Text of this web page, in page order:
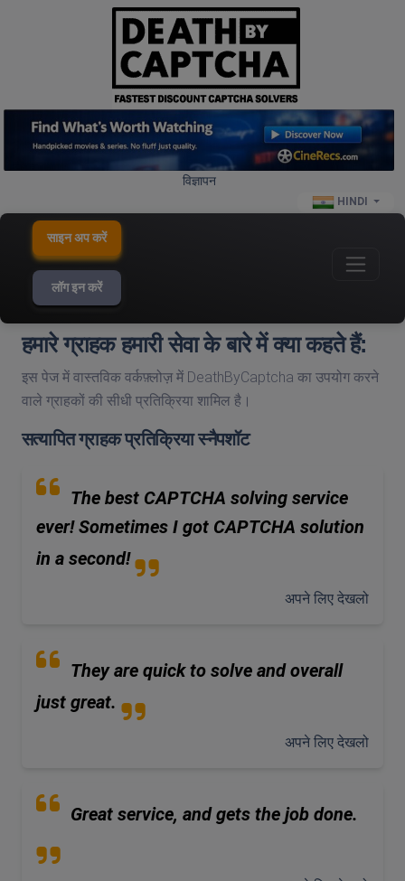
विज्ञापन
HINDI
साइन अप करें
लॉग इन करें
हमारे ग्राहक हमारी सेवा के बारे में क्या कहते हैं:
इस पेज में वास्तविक वर्कफ़्लोज़ में DeathByCaptcha का उपयोग करने
वाले ग्राहकों की सीधी प्रतिक्रिया शामिल है।
सत्यापित ग्राहक प्रतिक्रिया स्नैपशॉट
The best CAPTCHA solving service
ever! Sometimes I got CAPTCHA solution
in a second!
अपने लिए देखलो
They are quick to solve and overall
just great.
अपने लिए देखलो
Great service, and gets the job done.